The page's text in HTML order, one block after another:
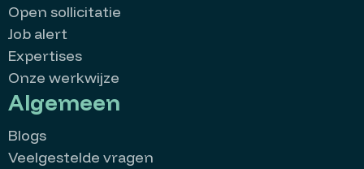
Open sollicitatie
Job alert
Expertises
Onze werkwijze
Algemeen
Blogs
Veelgestelde vragen